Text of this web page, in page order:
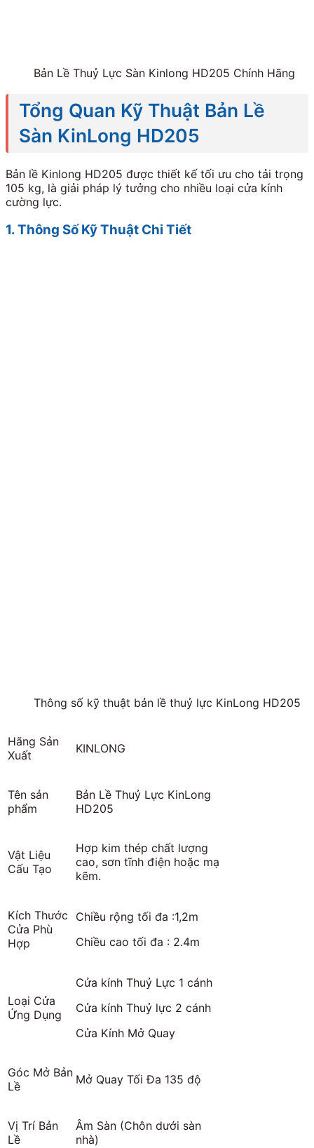
Bản Lề Thuỷ Lực Sàn Kinlong HD205 Chính Hãng
Tổng Quan Kỹ Thuật Bản Lề
Sàn KinLong HD205
Bản lề Kinlong HD205 được thiết kế tối ưu cho tải trọng
105 kg, là giải pháp lý tưởng cho nhiều loại cửa kính
cường lực.
1. Thông Số Kỹ Thuật Chi Tiết
Thông số kỹ thuật bản lề thuỷ lực KinLong HD205
Hãng Sản
Xuất
KINLONG
Tên sản
phẩm
Bản Lề Thuỷ Lực KinLong
HD205
Vật Liệu
Cấu Tạo
Hợp kim thép chất lượng
cao, sơn tĩnh điện hoặc mạ
kẽm.
Kích Thước
Cửa Phù
Hợp
Chiều rộng tối đa :1,2m
Chiều cao tối đa : 2.4m
Loại Cửa
Ứng Dụng
Cửa kính Thuỷ Lực 1 cánh
Cửa kính Thuỷ lực 2 cánh
Cửa Kính Mở Quay
Góc Mở Bản
Lề
Mở Quay Tối Đa 135 độ
Vị Trí Bản
Lề
Âm Sàn (Chôn dưới sàn
nhà)